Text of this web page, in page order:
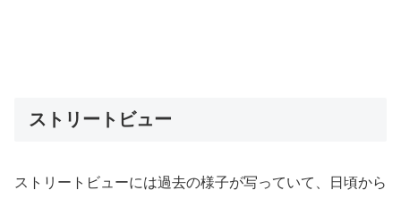
ストリートビュー
ストリートビューには過去の様子が写っていて、日頃から